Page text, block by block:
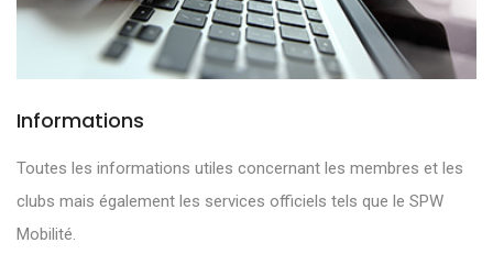
Informations
Toutes les informations utiles concernant les membres et les
clubs mais également les services officiels tels que le SPW
Mobilité.